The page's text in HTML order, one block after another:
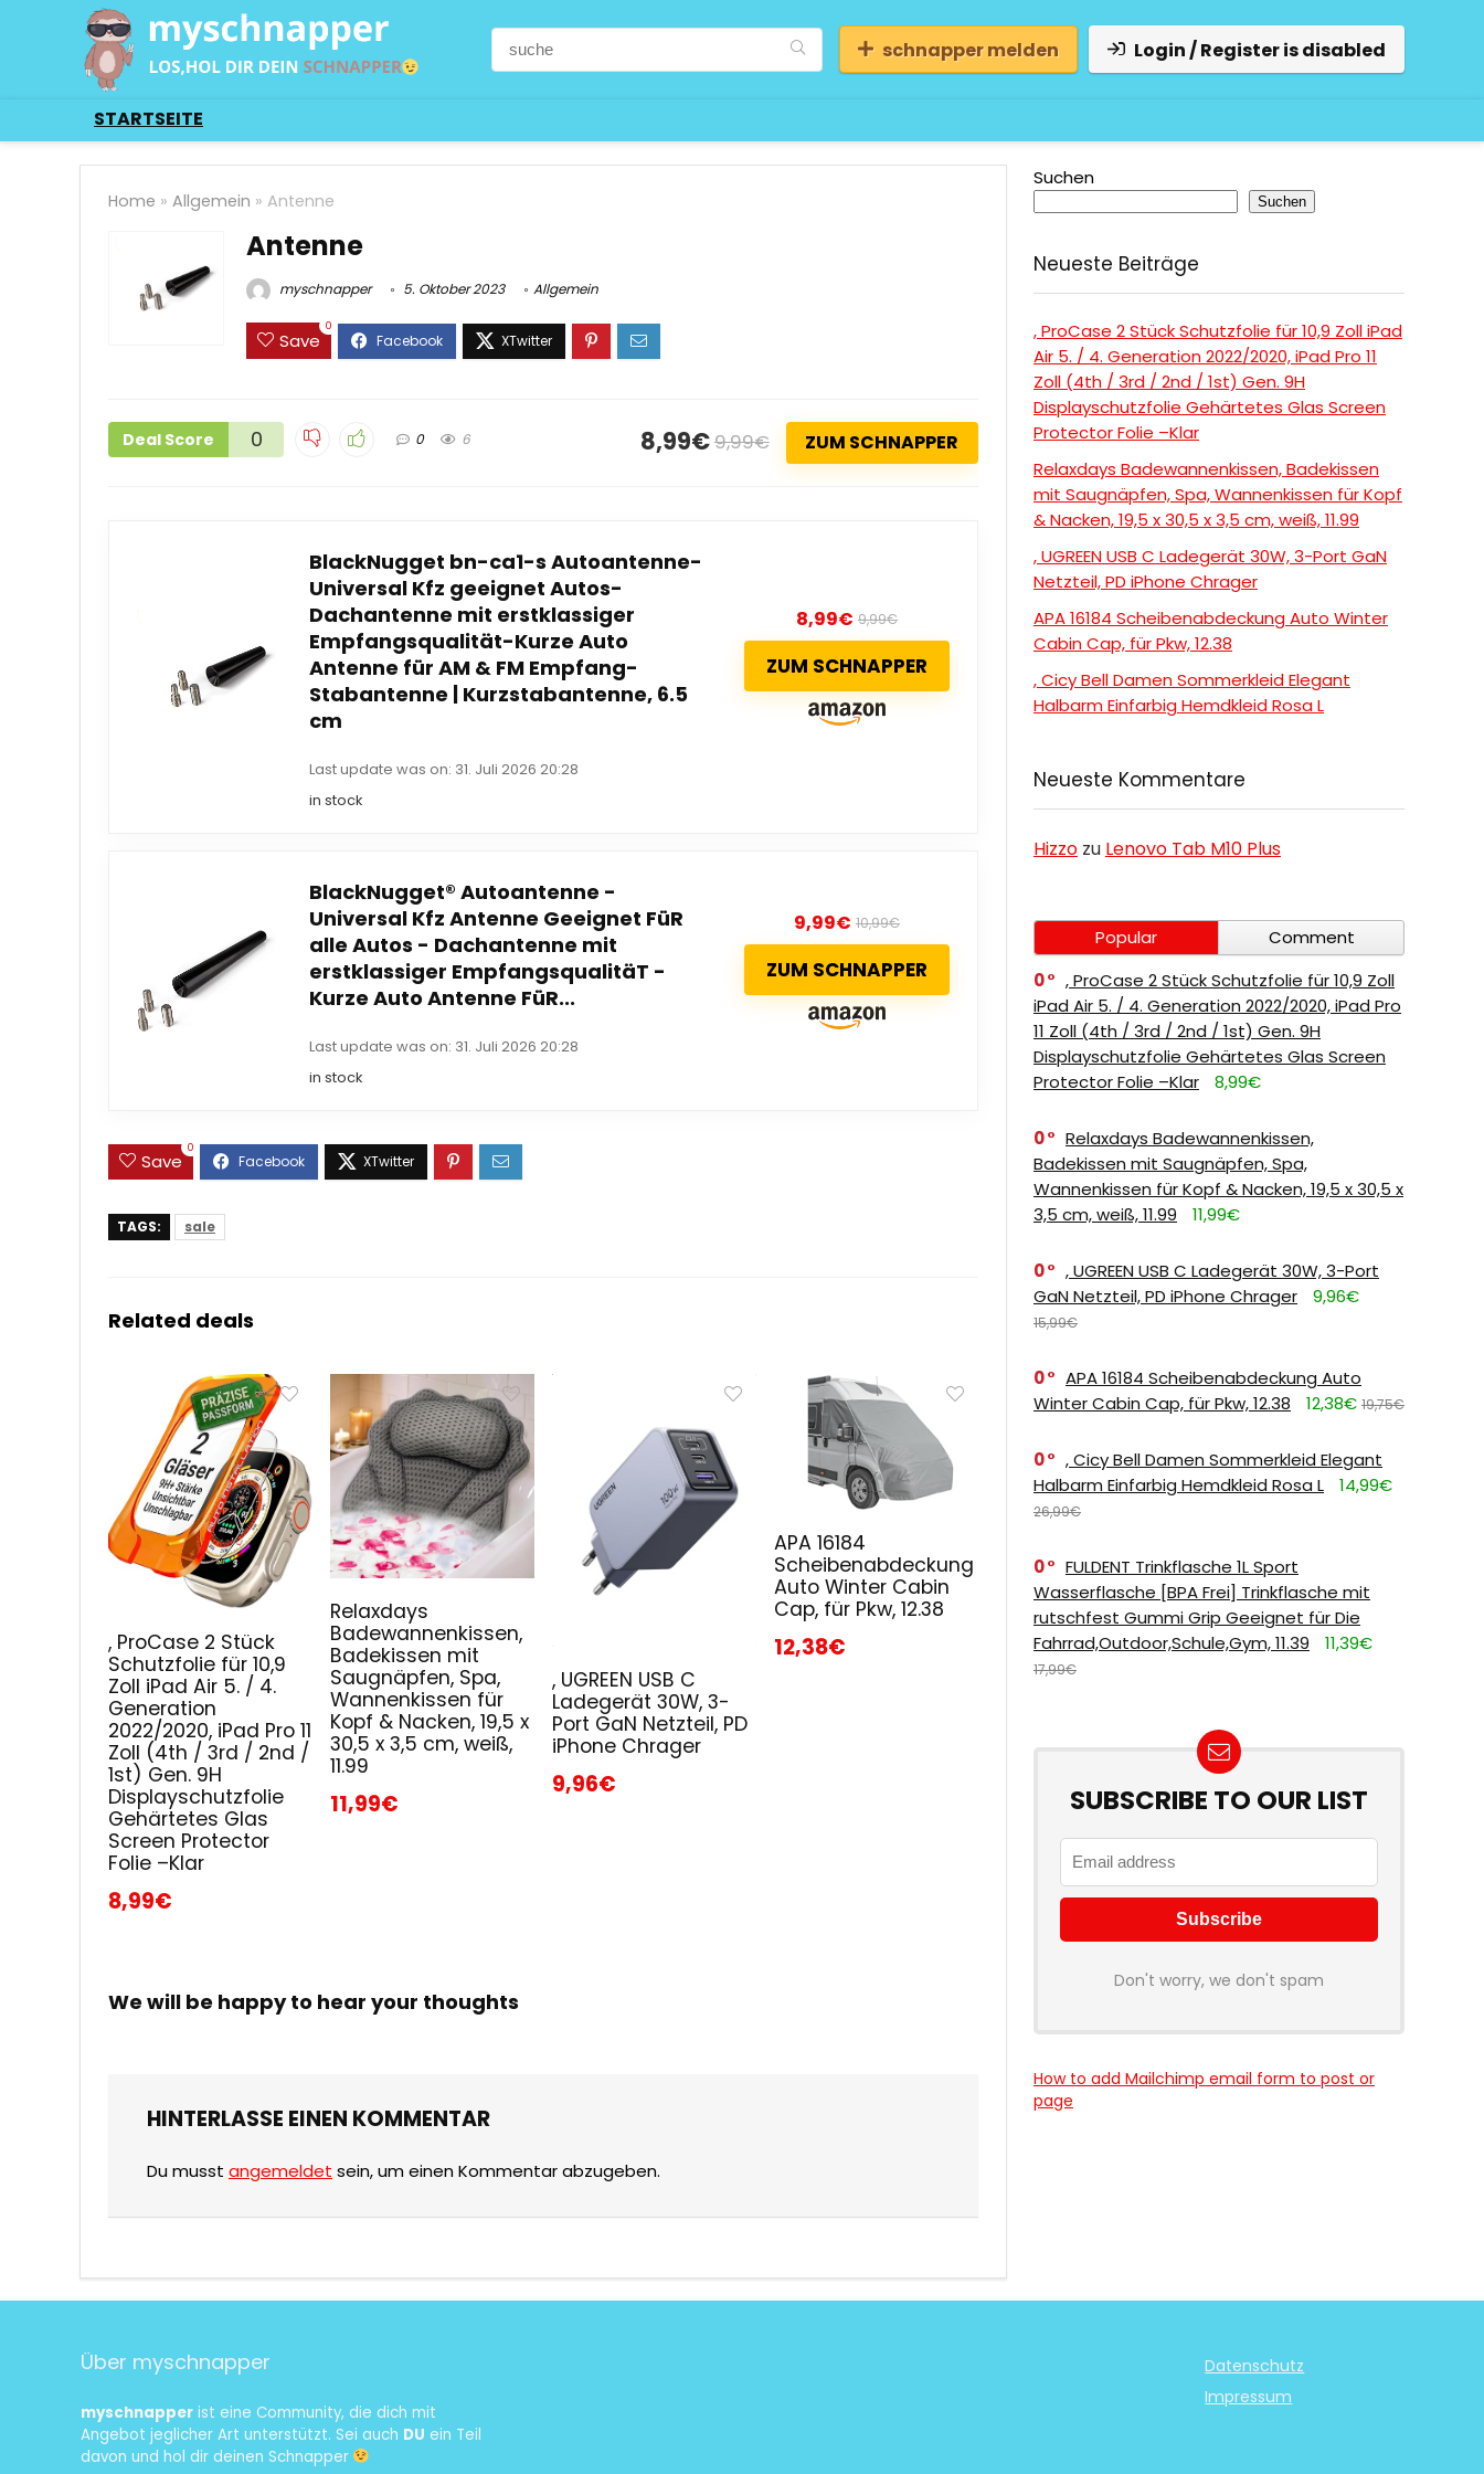
schnapper melden Login / Register is disabled
STARTSEITE
Home » Allgemein » Antenne
Antenne
myschnapper 5. Oktober 2023 Allgemein
Save
0
Deal Score 0 0 6 8,99€9,99€ ZUM SCHNAPPER
BlackNugget bn-ca1-s Autoantenne-
Universal Kfz geeignet Autos-
Dachantenne mit erstklassiger
Empfangsqualität-Kurze Auto
Antenne für AM & FM Empfang-
Stabantenne | Kurzstabantenne, 6.5
cm
Last update was on: 31. Juli 2026 20:28
in stock
8,99€ 9,99€
ZUM SCHNAPPER
BlackNugget® Autoantenne -
Universal Kfz Antenne Geeignet FüR
alle Autos - Dachantenne mit
erstklassiger EmpfangsqualitäT -
Kurze Auto Antenne FüR...
Last update was on: 31. Juli 2026 20:28
in stock
9,99€ 10,99€
ZUM SCHNAPPER
Save
0
TAGS: sale
Related deals
, ProCase 2 Stück
Schutzfolie für 10,9
Zoll iPad Air 5. / 4.
Generation
2022/2020, iPad Pro 11
Zoll (4th / 3rd / 2nd /
1st) Gen. 9H
Displayschutzfolie
Gehärtetes Glas
Screen Protector
Folie –Klar
8,99€
Relaxdays
Badewannenkissen,
Badekissen mit
Saugnäpfen, Spa,
Wannenkissen für
Kopf & Nacken, 19,5 x
30,5 x 3,5 cm, weiß,
11.99
11,99€
, UGREEN USB C
Ladegerät 30W, 3-
Port GaN Netzteil, PD
iPhone Chrager
9,96€
APA 16184
Scheibenabdeckung
Auto Winter Cabin
Cap, für Pkw, 12.38
12,38€
We will be happy to hear your thoughts
HINTERLASSE EINEN KOMMENTAR
Du musst angemeldet sein, um einen Kommentar abzugeben.
Suchen
Suchen
Neueste Beiträge
, ProCase 2 Stück Schutzfolie für 10,9 Zoll iPad
Air 5. / 4. Generation 2022/2020, iPad Pro 11
Zoll (4th / 3rd / 2nd / 1st) Gen. 9H
Displayschutzfolie Gehärtetes Glas Screen
Protector Folie –Klar
Relaxdays Badewannenkissen, Badekissen
mit Saugnäpfen, Spa, Wannenkissen für Kopf
& Nacken, 19,5 x 30,5 x 3,5 cm, weiß, 11.99
, UGREEN USB C Ladegerät 30W, 3-Port GaN
Netzteil, PD iPhone Chrager
APA 16184 Scheibenabdeckung Auto Winter
Cabin Cap, für Pkw, 12.38
, Cicy Bell Damen Sommerkleid Elegant
Halbarm Einfarbig Hemdkleid Rosa L
Neueste Kommentare
Hizzo zu Lenovo Tab M10 Plus
Popular
Comment
0
, ProCase 2 Stück Schutzfolie für 10,9 Zoll
iPad Air 5. / 4. Generation 2022/2020, iPad Pro
11 Zoll (4th / 3rd / 2nd / 1st) Gen. 9H
Displayschutzfolie Gehärtetes Glas Screen
Protector Folie –Klar
8,99€
0
Relaxdays Badewannenkissen,
Badekissen mit Saugnäpfen, Spa,
Wannenkissen für Kopf & Nacken, 19,5 x 30,5 x
3,5 cm, weiß, 11.99
11,99€
0
, UGREEN USB C Ladegerät 30W, 3-Port
GaN Netzteil, PD iPhone Chrager
9,96€
15,99€
0
APA 16184 Scheibenabdeckung Auto
Winter Cabin Cap, für Pkw, 12.38
12,38€ 19,75€
0
, Cicy Bell Damen Sommerkleid Elegant
Halbarm Einfarbig Hemdkleid Rosa L
14,99€
26,99€
0
FULDENT Trinkflasche 1L Sport
Wasserflasche [BPA Frei] Trinkflasche mit
rutschfest Gummi Grip Geeignet für Die
Fahrrad,Outdoor,Schule,Gym, 11.39
11,39€
17,99€
SUBSCRIBE TO OUR LIST
Don't worry, we don't spam
How to add Mailchimp email form to post or
page
Über myschnapper
myschnapperist eine Community, die dich mit
Angebot jeglicher Art unterstützt. Sei auch DU ein Teil
davon und hol dir deinen Schnapper
Datenschutz
Impressum